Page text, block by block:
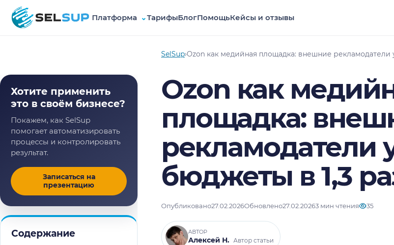
SelSup Платформа ⌄ТарифыБлогПомощьКейсы и отзывы
SelSup›Ozon как медийная площадка: внешние рекламодатели
Ozon как
площадка:
рекламодатели
бюджеты в 1,3
Опубликовано27.02.2026Обновлено27.02.20263 мин чтения 35
АВТОР
Алексей Н. Автор статьи
Содержание
Хотите применить
это в своём бизнесе?
Покажем, как SelSup
помогает автоматизировать
процессы и контролировать
результат.
Записаться на
презентацию